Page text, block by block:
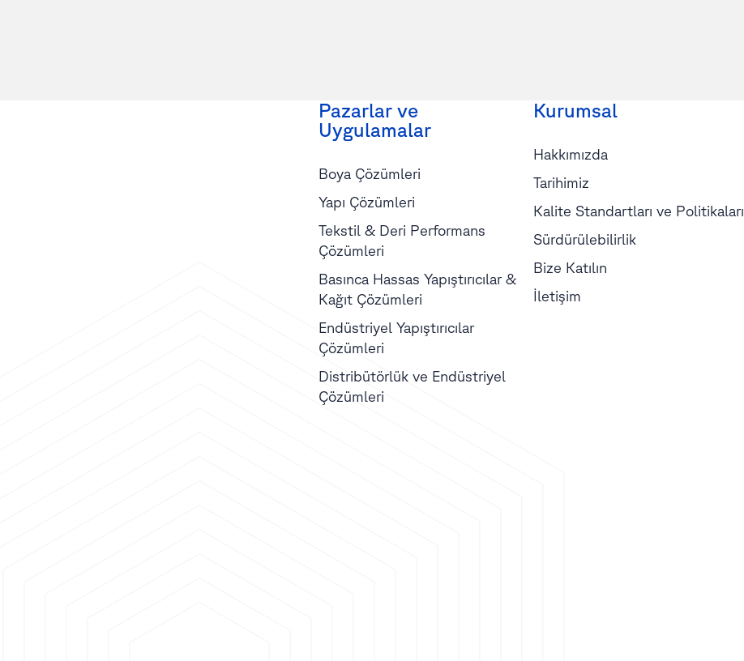
Pazarlar ve
Uygulamalar
Boya Çözümleri
Yapı Çözümleri
Tekstil & Deri Performans
Çözümleri
Basınca Hassas Yapıştırıcılar &
Kağıt Çözümleri
Endüstriyel Yapıştırıcılar
Çözümleri
Distribütörlük ve Endüstriyel
Çözümleri
Kurumsal
Hakkımızda
Tarihimiz
Kalite Standartları ve Politikaları
Sürdürülebilirlik
Bize Katılın
İletişim